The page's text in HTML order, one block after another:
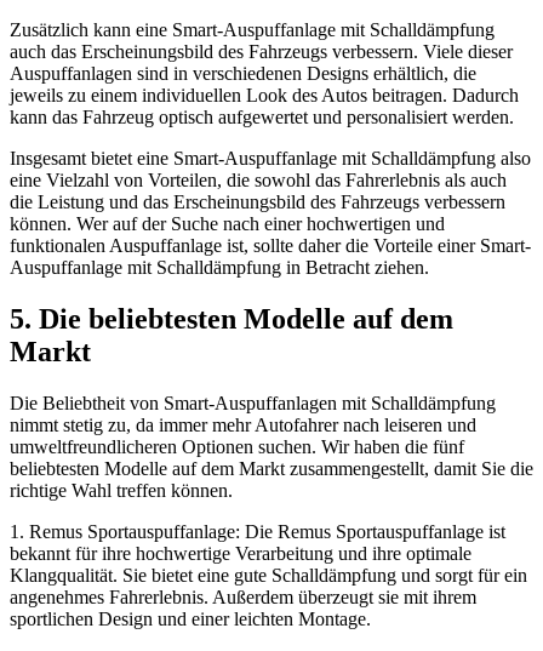
Zusätzlich kann eine Smart-Auspuffanlage mit Schalldämpfung
auch das Erscheinungsbild des Fahrzeugs verbessern. Viele dieser
Auspuffanlagen sind in verschiedenen Designs erhältlich, die
jeweils zu einem individuellen Look des Autos beitragen. Dadurch
kann das Fahrzeug optisch aufgewertet und personalisiert werden.
Insgesamt bietet eine Smart-Auspuffanlage mit Schalldämpfung also
eine Vielzahl von Vorteilen, die sowohl das Fahrerlebnis als auch
die Leistung und das Erscheinungsbild des Fahrzeugs verbessern
können. Wer auf der Suche nach einer hochwertigen und
funktionalen Auspuffanlage ist, sollte daher die Vorteile einer Smart-
Auspuffanlage mit Schalldämpfung in Betracht ziehen.
5. Die beliebtesten Modelle auf dem
Markt
Die Beliebtheit von Smart-Auspuffanlagen mit Schalldämpfung
nimmt stetig zu, da immer mehr Autofahrer nach leiseren und
umweltfreundlicheren Optionen suchen. Wir haben die fünf
beliebtesten Modelle auf dem Markt zusammengestellt, damit Sie die
richtige Wahl treffen können.
1. Remus Sportauspuffanlage: Die Remus Sportauspuffanlage ist
bekannt für ihre hochwertige Verarbeitung und ihre optimale
Klangqualität. Sie bietet eine gute Schalldämpfung und sorgt für ein
angenehmes Fahrerlebnis. Außerdem überzeugt sie mit ihrem
sportlichen Design und einer leichten Montage.